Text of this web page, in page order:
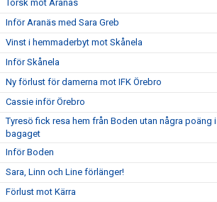
Torsk mot Aranäs
Inför Aranäs med Sara Greb
Vinst i hemmaderbyt mot Skånela
Inför Skånela
Ny förlust för damerna mot IFK Örebro
Cassie inför Örebro
Tyresö fick resa hem från Boden utan några poäng i
bagaget
Inför Boden
Sara, Linn och Line förlänger!
Förlust mot Kärra